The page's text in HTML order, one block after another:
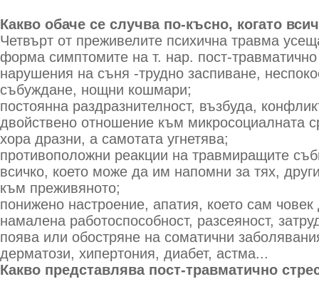
Какво обаче се случва по-късно, когато
Четвърт от преживелите психична травма
форма симптомите на т. нар. пост-травматично
нарушения на съня -трудно заспиване,
събуждане, нощни кошмари;
постоянна раздразнителност, възбуда,
двойствено отношение към микросоциалната
хора дразни, а самотата угнетява;
противоположни реакции на травмиращите
всичко, което може да им напомни за тях,
към преживяното;
понижено настроение, апатия, което сам
намалена работоспособност, разсеяност,
поява или обостряне на соматични
дерматози, хипертония, диабет, астма...
Какво представлява пост-травматично